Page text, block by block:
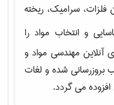
سرامیک، ریخته
و انتخاب مواد را
آنلاین مهندسی مواد و
بروزرسانی شده و لغات
می گردد.